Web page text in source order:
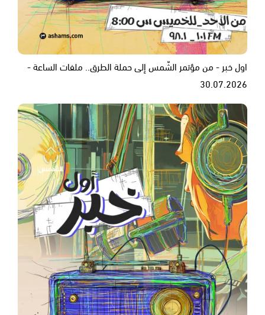
اول خبر - من مؤتمر الشّمس إلى حملة الطرق.. ملفات الساعة -
30.07.2026